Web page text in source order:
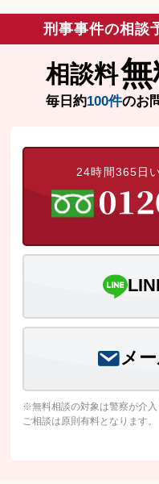
刑事事件の相談
相談料
毎日約100件のお
24時間365日
メ
※無料相談の対象は警察が介
ご相談は原則有料となります。